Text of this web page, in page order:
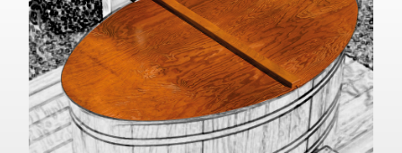
Кейсы
Поддержка
Дилеры